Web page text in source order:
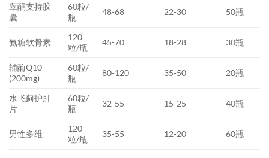
睾酮支持胶
囊
60粒/
瓶
48-68 22-30 50瓶
氨糖软骨素
120
粒/瓶
45-70 18-28 30瓶
辅酶Q10
(200mg)
60粒/
瓶
80-120 35-50 20瓶
水飞蓟护肝
片
60粒/
瓶
32-55 15-25 40瓶
男性多维
120
粒/瓶
35-55 12-20 60瓶